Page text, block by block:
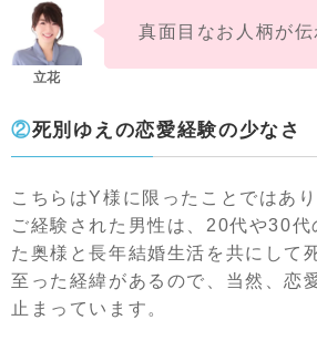
真面目なお人柄が伝
②死別ゆえの恋愛経験の少なさ
こちらはY様に限ったことではあ
ご経験された男性は、20代や30代
た奥様と長年結婚生活を共にして
至った経緯があるので、当然、恋
止まっています。